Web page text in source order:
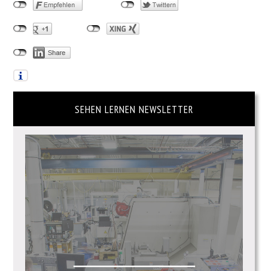
SEHEN LERNEN NEWSLETTER